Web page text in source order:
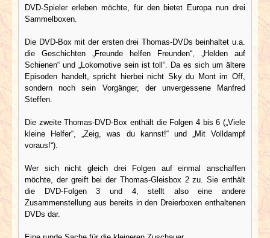
DVD-Spieler erleben möchte, für den bietet Europa nun drei
Sammelboxen.
Die DVD-Box mit der ersten drei Thomas-DVDs beinhaltet u.a.
die Geschichten „Freunde helfen Freunden“, „Helden auf
Schienen“ und „Lokomotive sein ist toll“. Da es sich um ältere
Episoden handelt, spricht hierbei nicht Sky du Mont im Off,
sondern noch sein Vorgänger, der unvergessene Manfred
Steffen.
Die zweite Thomas-DVD-Box enthält die Folgen 4 bis 6 („Viele
kleine Helfer“, „Zeig, was du kannst!“ und „Mit Volldampf
voraus!“).
Wer sich nicht gleich drei Folgen auf einmal anschaffen
möchte, der greift bei der Thomas-Gleisbox 2 zu. Sie enthält
die DVD-Folgen 3 und 4, stellt also eine andere
Zusammenstellung aus bereits in den Dreierboxen enthaltenen
DVDs dar.